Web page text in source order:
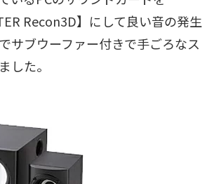
Recon3D】にして良い音の発生
サブウーファー付きで手ごろなス
した。